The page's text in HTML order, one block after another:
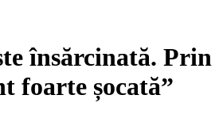
însărcinată.
foarte șocată”